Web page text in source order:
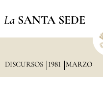
La SANTA SEDE
DISCURSOS 1981 MARZO